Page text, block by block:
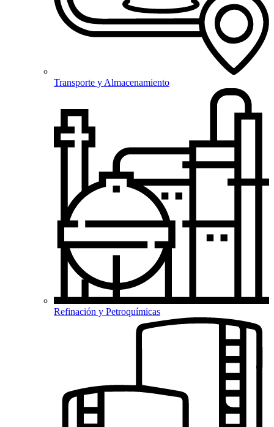
Transporte y Almacenamiento
Refinación y Petroquímicas